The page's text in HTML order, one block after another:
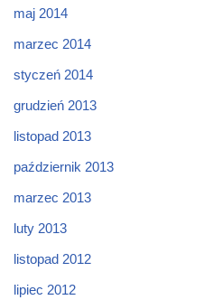
maj 2014
marzec 2014
styczeń 2014
grudzień 2013
listopad 2013
październik 2013
marzec 2013
luty 2013
listopad 2012
lipiec 2012